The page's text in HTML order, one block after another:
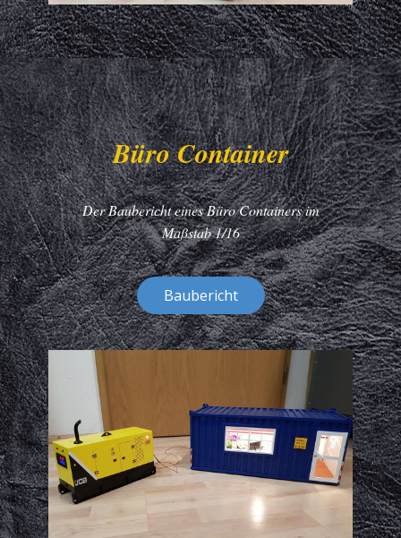
Büro Container
Der Baubericht eines Büro Containers im
Maßstab 1/16
Baubericht